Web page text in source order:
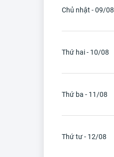
Chủ nhật - 09/08
Thứ hai - 10/08
Thứ ba - 11/08
Thứ tư - 12/08